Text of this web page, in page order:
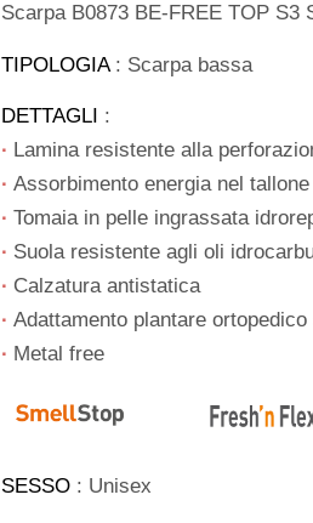
Scarpa B0873 BE-FREE TOP S3
TIPOLOGIA: Scarpa bassa
DETTAGLI :
∙ Lamina resistente alla
∙ Assorbimento energia nel tallone
∙ Tomaia in pelle ingrassata
∙ Suola resistente agli oli
∙ Calzatura antistatica
∙ Adattamento plantare
∙ Metal free
SESSO : Unisex